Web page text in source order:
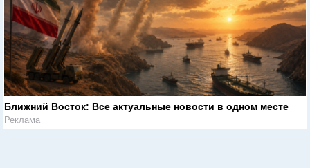
Ближний Восток: Все актуальные новости в одном месте
Реклама